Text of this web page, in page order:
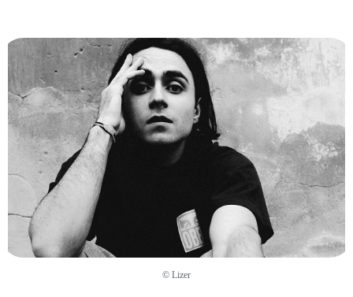
© Lizer
После успеха альбомов My Soul и «Не
Ангел» он вышел на федеральный
уровень, а в 2019 году выступил в
«Вечернем Урганте». Его история
показывает, что для музыкантов из
Дагестана потолок существует не в
таланте, a в инфраструктуре вокруг него.